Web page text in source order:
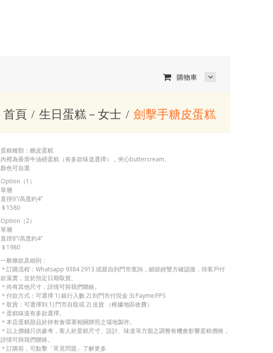
購物車
首頁 生日蛋糕－女士 劍擊手糖皮蛋糕
蛋糕種類：糖皮蛋糕
內裡為香滑牛油磅蛋糕（有多款味道選擇），夾心buttercream。
顏色可自選
Option（1）
單層
直徑6”/高度約4”
＄1580
Option（2）
單層
直徑8”/高度約4”
＄1980
一般條款及細則：
＊訂購流程：Whatsapp 9384 2913 或親自到門市查詢，細節經雙方確認後，待客戶付
款落實，並於預定日期取貨。
＊尚有其他尺寸，詳情可與我們聯絡。
＊付款方式：可選擇 1) 銀行入數 2) 到門市付現金 3) Payme/FPS
＊取貨：可選擇到 1) 門市自取或 2) 送貨 （根據地區收費）
＊蛋糕味道有多款選擇。
＊本店蛋糕甜品於持有食環署相關牌照之場地製作。
＊以上價錢只供參考，客人於蛋糕尺寸、設計、味道等方面之調整有機會影響蛋糕價格，
詳情可與我們聯絡。
＊訂購前，可點擊「常見問題」了解更多